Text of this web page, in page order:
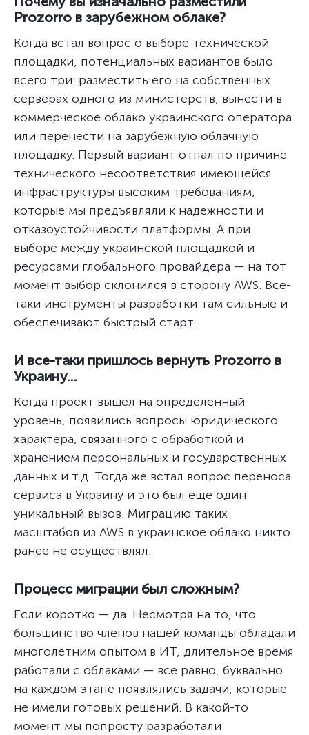
Prozorro в зарубежном облаке?
Когда встал вопрос о выборе технической
площадки, потенциальных вариантов было
всего три: разместить его на собственных
серверах одного из министерств, вынести в
коммерческое облако украинского оператора
или перенести на зарубежную облачную
площадку. Первый вариант отпал по причине
технического несоответствия имеющейся
инфраструктуры высоким требованиям,
которые мы предъявляли к надежности и
отказоустойчивости платформы. А при
выборе между украинской площадкой и
ресурсами глобального провайдера — на тот
момент выбор склонился в сторону AWS. Все-
таки инструменты разработки там сильные и
обеспечивают быстрый старт.
И все-таки пришлось вернуть Prozorro в
Украину…
Когда проект вышел на определенный
уровень, появились вопросы юридического
характера, связанного с обработкой и
хранением персональных и государственных
данных и т.д. Тогда же встал вопрос переноса
сервиса в Украину и это был еще один
уникальный вызов. Миграцию таких
масштабов из AWS в украинское облако никто
ранее не осуществлял.
Процесс миграции был сложным?
Если коротко — да. Несмотря на то, что
большинство членов нашей команды обладали
многолетним опытом в ИТ, длительное время
работали с облаками — все равно, буквально
на каждом этапе появлялись задачи, которые
не имели готовых решений. В какой-то
момент мы попросту разработали